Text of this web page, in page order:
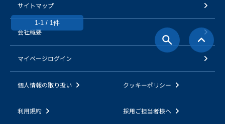
1-1 / 1件
サイトマップ
会社概要
マイページログイン
個人情報の取り扱い クッキーポリシー
利用規約 採用ご担当者様へ